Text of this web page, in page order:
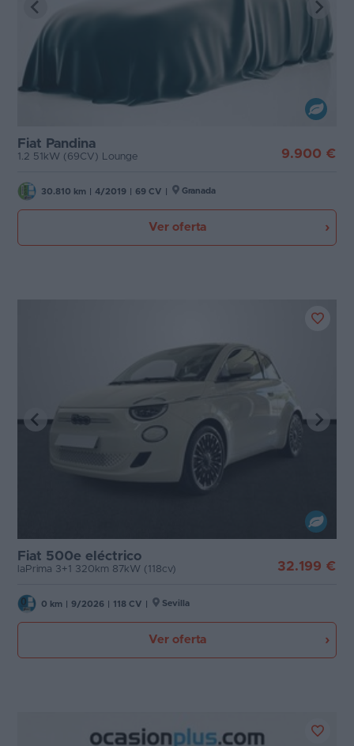
Fiat Pandina
1.2 51kW (69CV) Lounge 9.900 €
30.810 km 4/2019 69 CV Granada
Ver oferta
Fiat 500e eléctrico
laPrima 3+1 320km 87kW (118cv) 32.199 €
0 km 9/2026 118 CV Sevilla
Ver oferta